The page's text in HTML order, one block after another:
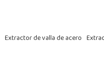
Extractor de valla de acero